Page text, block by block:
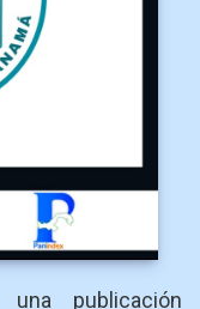
una publicación